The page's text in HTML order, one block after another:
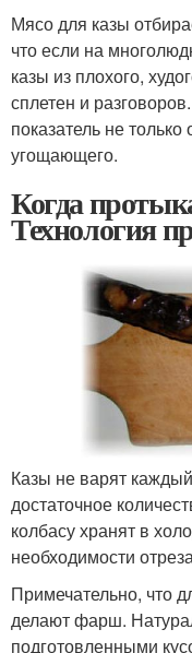
Мясо для казы
что если на
казы из плохого,
сплетен и
показатель не
угощающего.
Когда
Технология
Казы не варят
достаточное
колбасу хранят в
необходимости
Примечательно, что
делают фарш.
подготовленными